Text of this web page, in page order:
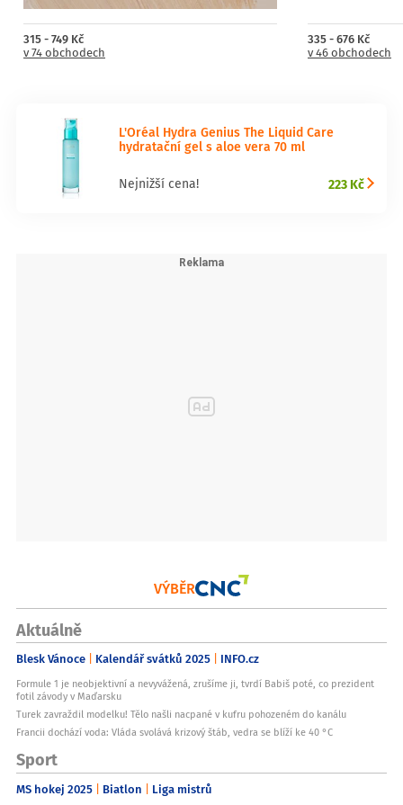
315 - 749 Kč
v 74 obchodech
335 - 676 Kč
v 46 obchodech
L'Oréal Hydra Genius The Liquid Care
hydratační gel s aloe vera 70 ml
Nejnižší cena! 223 Kč
VÝBĚR
Aktuálně
Blesk Vánoce Kalendář svátků 2025 INFO.cz
Formule 1 je neobjektivní a nevyvážená, zrušíme ji, tvrdí Babiš poté, co prezident
fotil závody v Maďarsku
Turek zavraždil modelku! Tělo našli nacpané v kufru pohozeném do kanálu
Francii dochází voda: Vláda svolává krizový štáb, vedra se blíží ke 40 °C
Sport
MS hokej 2025 Biatlon Liga mistrů